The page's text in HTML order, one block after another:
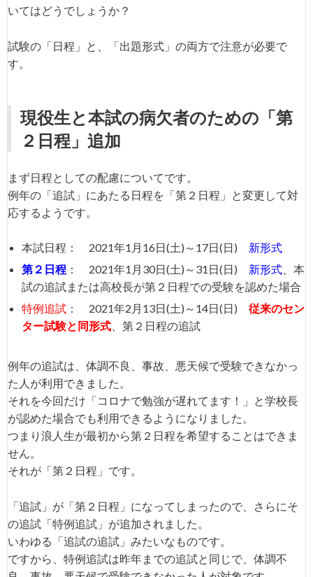
いてはどうでしょうか？
試験の「日程」と、「出題形式」の両方で注意が必要で
す。
現役生と本試の病欠者のための「第
２日程」追加
まず日程としての配慮についてです。
例年の「追試」にあたる日程を「第２日程」と変更して対
応するようです。
本試日程： 2021年1月16日(土)～17日(日) 新形式
第２日程 ： 2021年1月30日(土)～31日(日) 新形式 、本
試の追試または高校長が第２日程での受験を認めた場合
特例追試 ： 2021年2月13日(土)～14日(日) 従来のセン
ター試験と同形式 、第２日程の追試
例年の追試は、体調不良、事故、悪天候で受験できなかっ
た人が利用できました。
それを今回だけ「コロナで勉強が遅れてます！」と学校長
が認めた場合でも利用できるようになりました。
つまり浪人生が最初から第２日程を希望することはできま
せん。
それが「第２日程」です。
「追試」が「第２日程」になってしまったので、さらにそ
の追試「特例追試」が追加されました。
いわゆる「追試の追試」みたいなものです。
ですから、特例追試は昨年までの追試と同じで、体調不